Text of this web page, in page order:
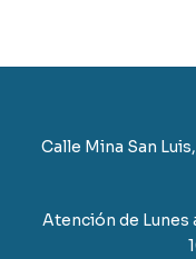
Calle Mina San
Atención de Lunes